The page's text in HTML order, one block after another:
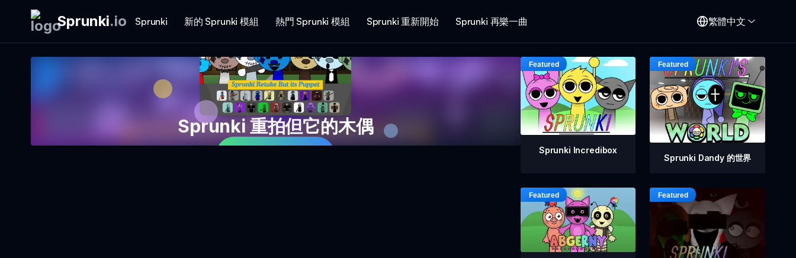
Sprunki.io Sprunki 新的 Sprunki 模組 熱門 Sprunki 模組 Sprunki 重新開始 Sprunki 再樂一曲 繁體中文
Sprunki 重拍但它的木偶
Sprunki Incredibox
Sprunki Dandy 的世界